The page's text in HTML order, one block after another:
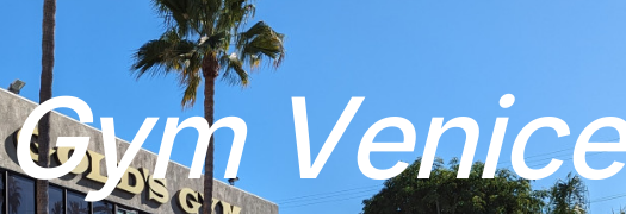
Gym Venice